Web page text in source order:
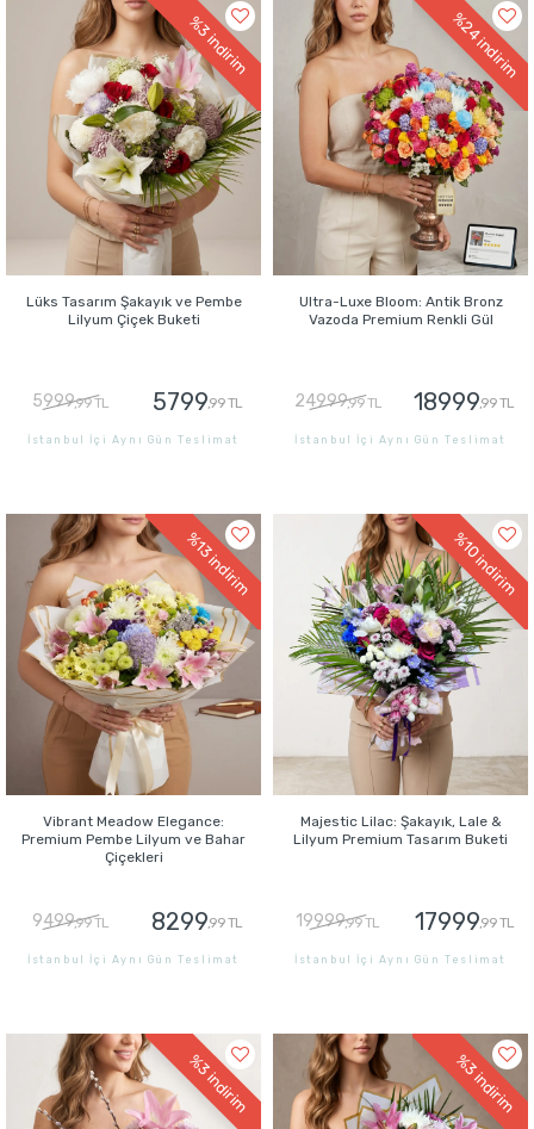
%3
indirim
Lüks Tasarım Şakayık ve Pembe
Lilyum Çiçek Buketi
5999,99 TL 5799,99 TL
İstanbul İçi Aynı Gün Teslimat
%24
indirim
Ultra-Luxe Bloom: Antik Bronz
Vazoda Premium Renkli Gül
24999,99 TL 18999,99 TL
İstanbul İçi Aynı Gün Teslimat
%13
indirim
Vibrant Meadow Elegance:
Premium Pembe Lilyum ve Bahar
Çiçekleri
9499,99 TL 8299,99 TL
İstanbul İçi Aynı Gün Teslimat
%10
indirim
Majestic Lilac: Şakayık, Lale &
Lilyum Premium Tasarım Buketi
19999,99 TL 17999,99 TL
İstanbul İçi Aynı Gün Teslimat
%3
indirim
%3
indirim